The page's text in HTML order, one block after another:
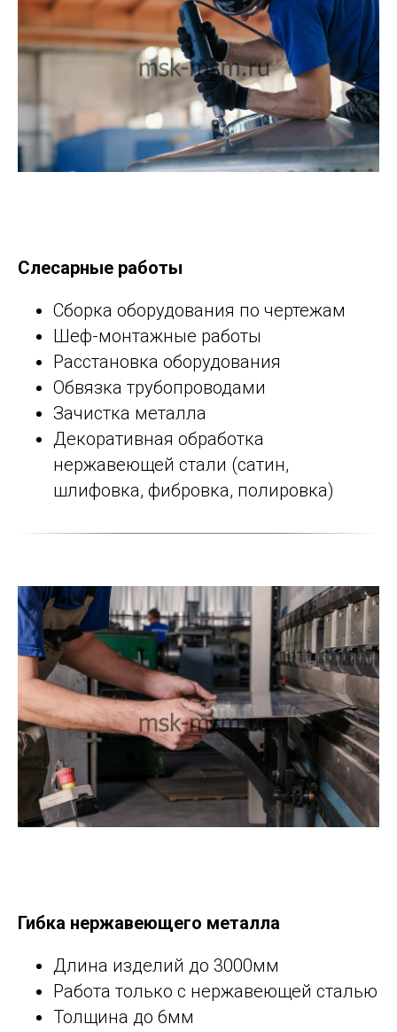
Слесарные работы
Сборка оборудования по чертежам
Шеф-монтажные работы
Расстановка оборудования
Обвязка трубопроводами
Зачистка металла
Декоративная обработка
нержавеющей стали (сатин,
шлифовка, фибровка, полировка)
Гибка нержавеющего металла
Длина изделий до 3000мм
Работа только с нержавеющей сталью
Толщина до 6мм